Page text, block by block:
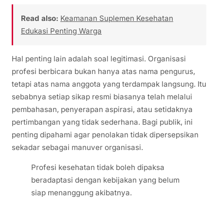
Read also: Keamanan Suplemen Kesehatan
Edukasi Penting Warga
Hal penting lain adalah soal legitimasi. Organisasi
profesi berbicara bukan hanya atas nama pengurus,
tetapi atas nama anggota yang terdampak langsung. Itu
sebabnya setiap sikap resmi biasanya telah melalui
pembahasan, penyerapan aspirasi, atau setidaknya
pertimbangan yang tidak sederhana. Bagi publik, ini
penting dipahami agar penolakan tidak dipersepsikan
sekadar sebagai manuver organisasi.
Profesi kesehatan tidak boleh dipaksa
beradaptasi dengan kebijakan yang belum
siap menanggung akibatnya.